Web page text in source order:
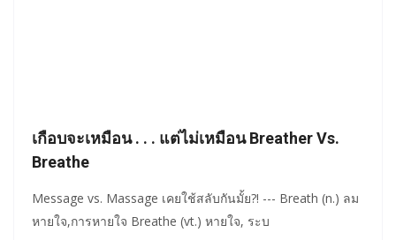
เกือบจะเหมือน . . . แต่ไม่เหมือน Breather Vs.
Breathe
Message vs. Massage เคยใช้สลับกันมั้ย?! --- Breath (n.) ลม
หายใจ,การหายใจ Breathe (vt.) หายใจ, ระบ